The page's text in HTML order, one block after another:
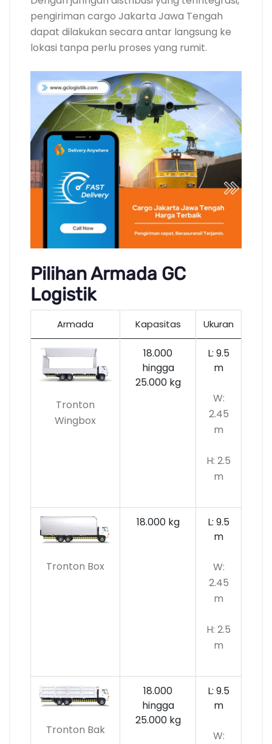
pengiriman cargo Jakarta Jawa Tengah
dapat dilakukan secara antar langsung ke
lokasi tanpa perlu proses yang rumit.
Pilihan Armada GC
Logistik
Armada Kapasitas Ukuran
Tronton
Wingbox
18.000
hingga
25.000 kg
L: 9.5
m
W:
2.45
m
H: 2.5
m
Tronton Box
18.000 kg
L: 9.5
m
W:
2.45
m
H: 2.5
m
Tronton Bak
18.000
hingga
25.000 kg
L: 9.5
m
W: